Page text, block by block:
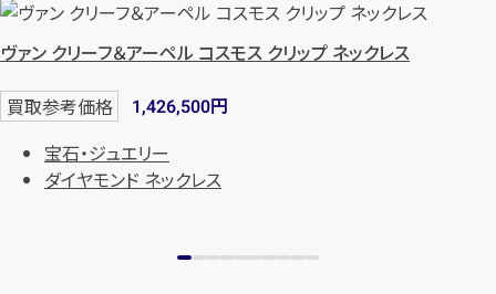
ヴァン クリーフ＆アーペル コスモス クリップ ネックレス
買取参考価格 1,426,500円
宝石・ジュエリー
ダイヤモンド ネックレス